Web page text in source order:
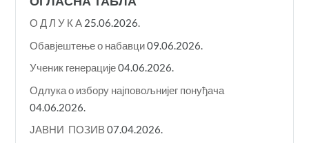
О Д Л У К A 25.06.2026.
Обавјештење о набавци09.06.2026.
Ученик генерације04.06.2026.
Одлука о избору најповољнијег понуђача
04.06.2026.
ЈАВНИ ПОЗИВ 07.04.2026.